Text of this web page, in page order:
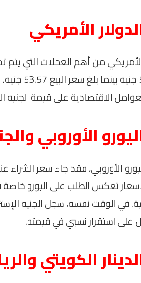
الأمريكي
الأمريكي من أهم العملات التي يتم
للدولار
الاقتصادية على قيمة الجنيه
الأوروبي
تعكس الطلب على اليورو خاصة
على استقرار نسبي في قيمته.
الكويتي